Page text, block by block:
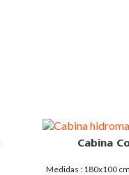
Cabina
Medidas : 180x100 cm